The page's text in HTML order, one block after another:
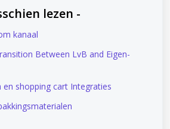
lezen -
kanaal
Between LvB and Eigen-
en shopping cart Integraties